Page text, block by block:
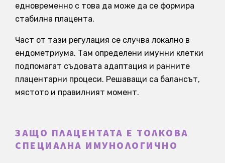
едновременно с това да може да се формира
стабилна плацента.
Част от тази регулация се случва локално в
ендометриума. Там определени имунни клетки
подпомагат съдовата адаптация и ранните
плацентарни процеси. Решаващи са балансът,
мястото и правилният момент.
ЗАЩО ПЛАЦЕНТАТА Е ТОЛКОВА
СПЕЦИАЛНА ИМУНОЛОГИЧНО